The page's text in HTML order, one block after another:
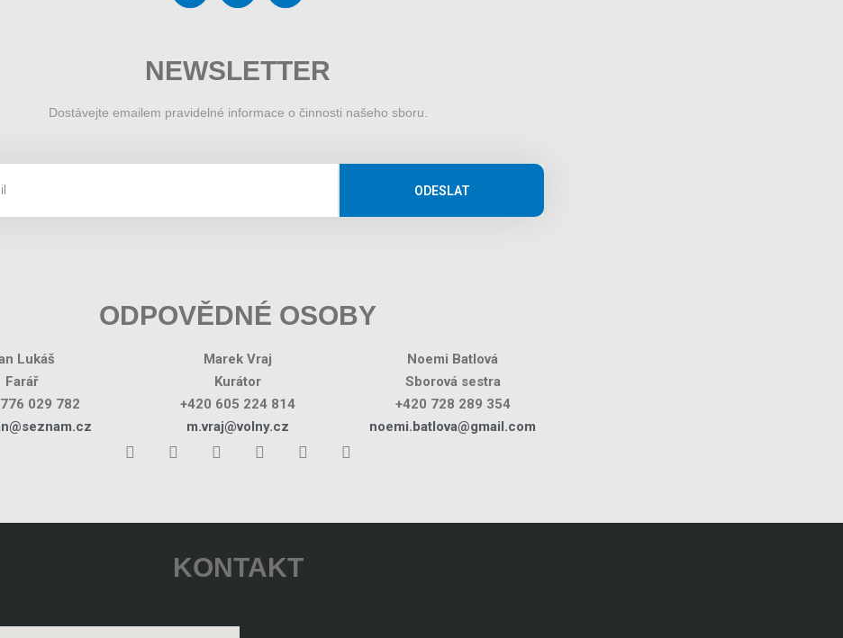
NEWSLETTER
Dostávejte emailem pravidelné informace o činnosti našeho sboru.
ODESLAT
ODPOVĚDNÉ OSOBY
Lukáš
Farář
029 782
Marek Vraj
Kurátor
+420 605 224 814
m.vraj@volny.cz
Noemi Batlová
Sborová sestra
+420 728 289 354
noemi.batlova@gmail.com
KONTAKT